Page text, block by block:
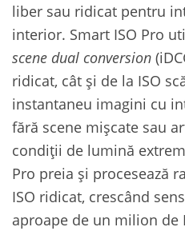
liber sau ridicat pentru
interior. Smart ISO Pro
scene dual conversion
ridicat, cât și de la ISO
instantaneu imagini cu
fără scene mișcate sau
condiții de lumină
Pro preia și procesează
ISO ridicat, crescând
aproape de un milion de